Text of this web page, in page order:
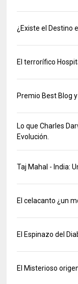
¿Existe el Destino
El terrorífico
Premio Best Blog
Lo que Charles
Evolución.
Taj Mahal - India:
El celacanto ¿un
El Espinazo del
El Misterioso